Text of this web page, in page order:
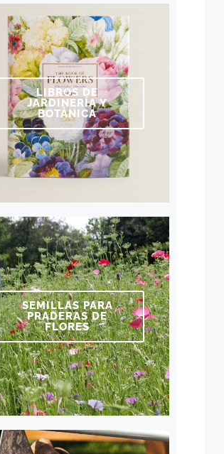
LIBROS DE
JARDINERÍA Y
BOTÁNICA
SEMILLAS PARA
PRADERAS DE
FLORES